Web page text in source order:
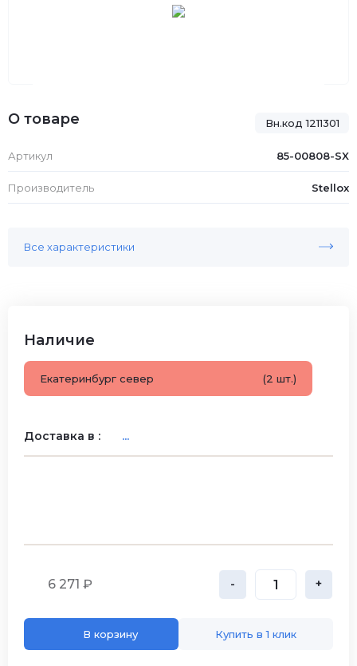
Вн.код 1211301
О товаре
Артикул 85-00808-SX
Производитель Stellox
Все характеристики
Наличие
Екатеринбург север (2 шт.)
Доставка в : ...
6 271 ₽ - +
В корзину Купить в 1 клик